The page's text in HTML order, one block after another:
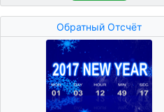
Обратный Отсчёт